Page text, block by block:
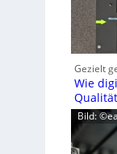
Gezielt
Wie
Bild: